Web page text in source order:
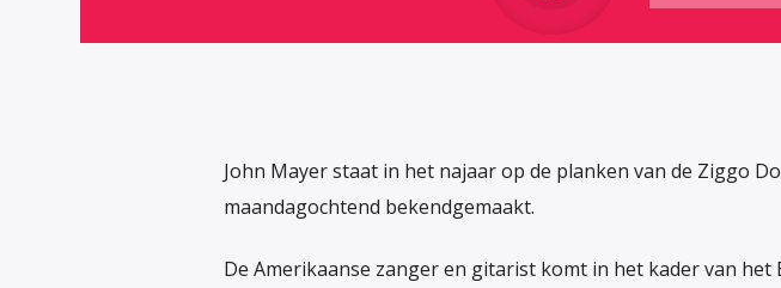
John Mayer staat in het najaar op de planken van de Ziggo
maandagochtend bekendgemaakt.
De Amerikaanse zanger en gitarist komt in het kader van